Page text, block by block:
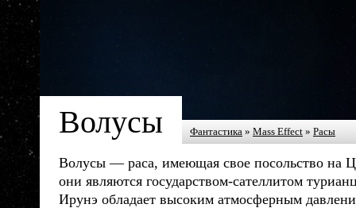
Волусы Фантастика » Mass Effect » Расы
Волусы — раса, имеющая свое посольство на
они являются государством-сателлитом
Ирунэ обладает высоким атмосферным